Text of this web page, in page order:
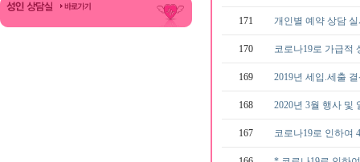
171 개인별 예약 상담
170 코로나19로 가급
169 2019년 세입.세출
168 2020년 3월 행사 및
167 코로나19로 인하여